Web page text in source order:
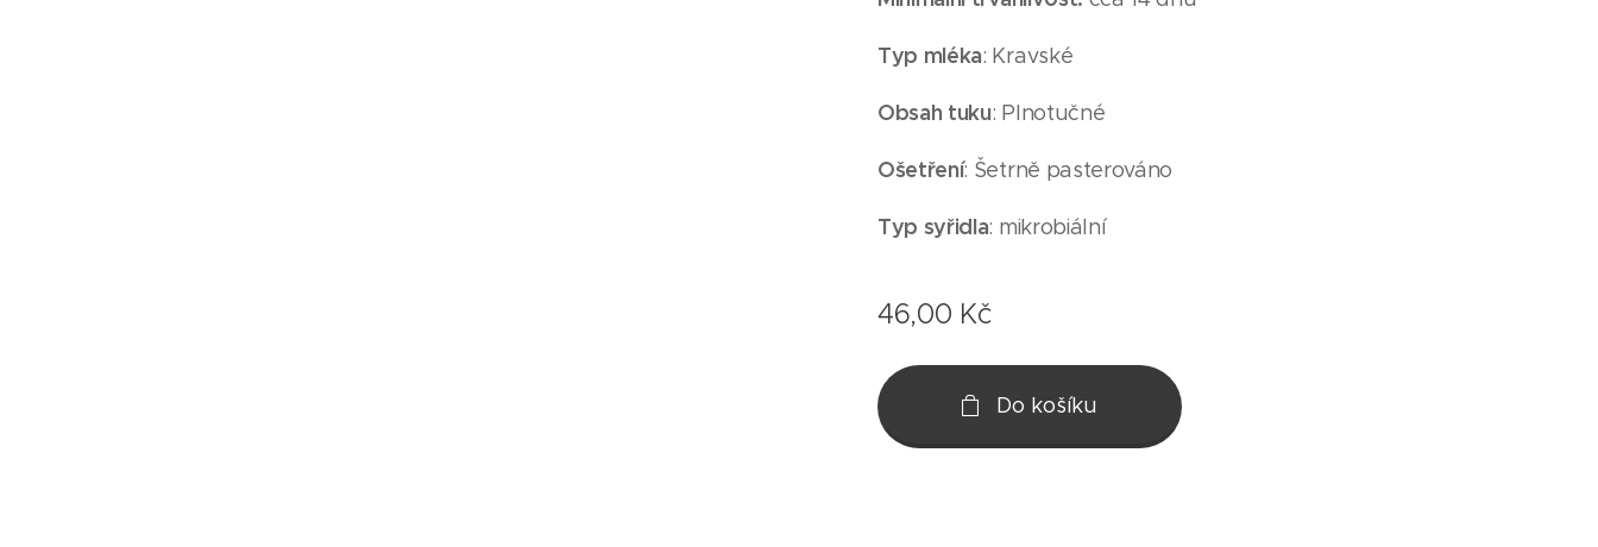
Typ mléka: Kravské
Obsah tuku: Plnotučné
Ošetření: Šetrně pasterováno
Typ syřidla: mikrobiální
46,00 Kč
Do košíku